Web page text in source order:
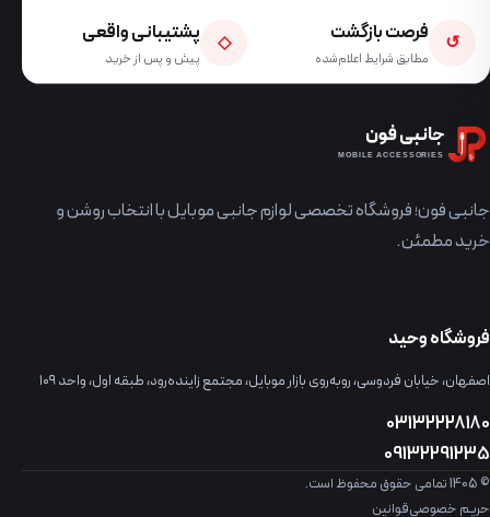
↺ فرصت بازگشت
مطابق شرایط اعلام‌شده
◇ پشتیبانی واقعی
پیش و پس از خرید
جانبی فون
MOBILE ACCESSORIES
جانبی فون؛ فروشگاه تخصصی لوازم جانبی موبایل با انتخاب روشن و
خرید مطمئن.
فروشگاه وحید
اصفهان، خیابان فردوسی، روبه‌روی بازار موبایل، مجتمع زاینده‌رود، طبقه اول، واحد ۱۰۹
03132228180
09132291235
© 1405 تمامی حقوق محفوظ است.
حریم خصوصیقوانین